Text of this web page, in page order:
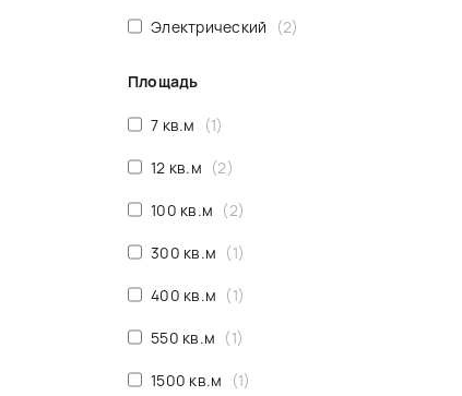
Электрический 2
Площадь
7 кв.м 1
12 кв.м 2
100 кв.м 2
300 кв.м 1
400 кв.м 1
550 кв.м 1
1500 кв.м 1